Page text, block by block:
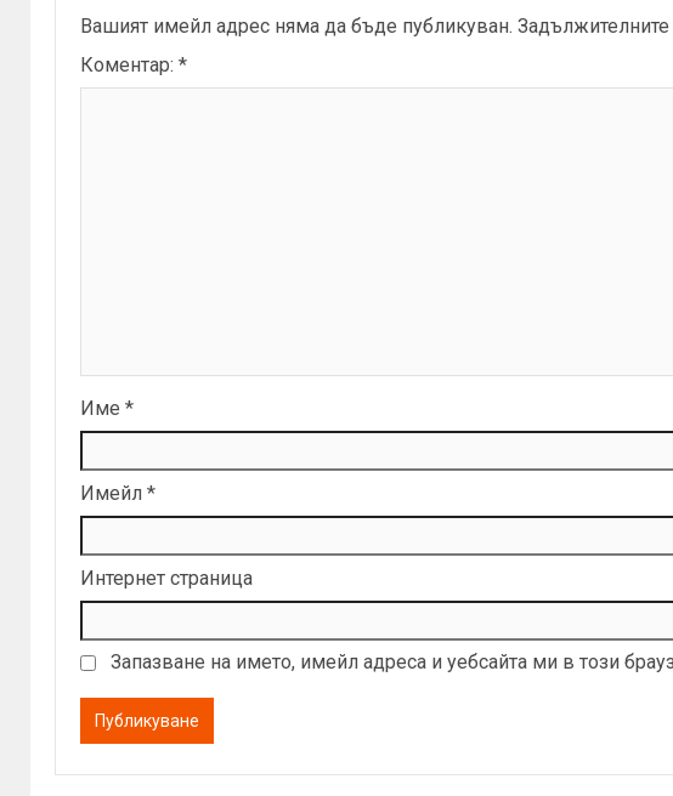
Вашият имейл адрес няма да бъде публикуван. Задължителните
Коментар: *
Име *
Имейл *
Интернет страница
Запазване на името, имейл адреса и уебсайта ми в този